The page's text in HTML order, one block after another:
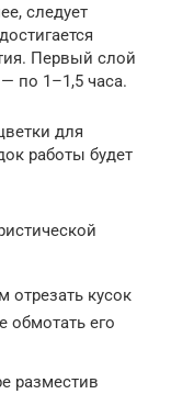
следует
Первый слой
по 1–1,5 часа.
для
работы будет
кусок
обмотать его
разместив